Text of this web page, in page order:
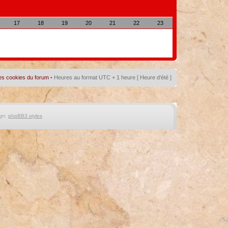
17 18 19 20 21 22 23
cookies du forum • Heures au format UTC + 1 heure [ Heure d’été ]
phpBB3 styles